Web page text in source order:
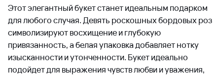
Этот элегантный букет станет идеальным подарком
для любого случая. Девять роскошных бордовых роз
символизируют восхищение и глубокую
привязанность, а белая упаковка добавляет нотку
изысканности и утонченности. Букет идеально
подойдет для выражения чувств любви и уважения,